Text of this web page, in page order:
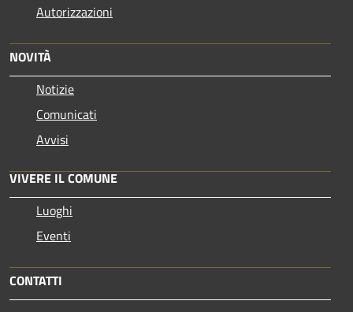
Autorizzazioni
NOVITÀ
Notizie
Comunicati
Avvisi
VIVERE IL COMUNE
Luoghi
Eventi
CONTATTI